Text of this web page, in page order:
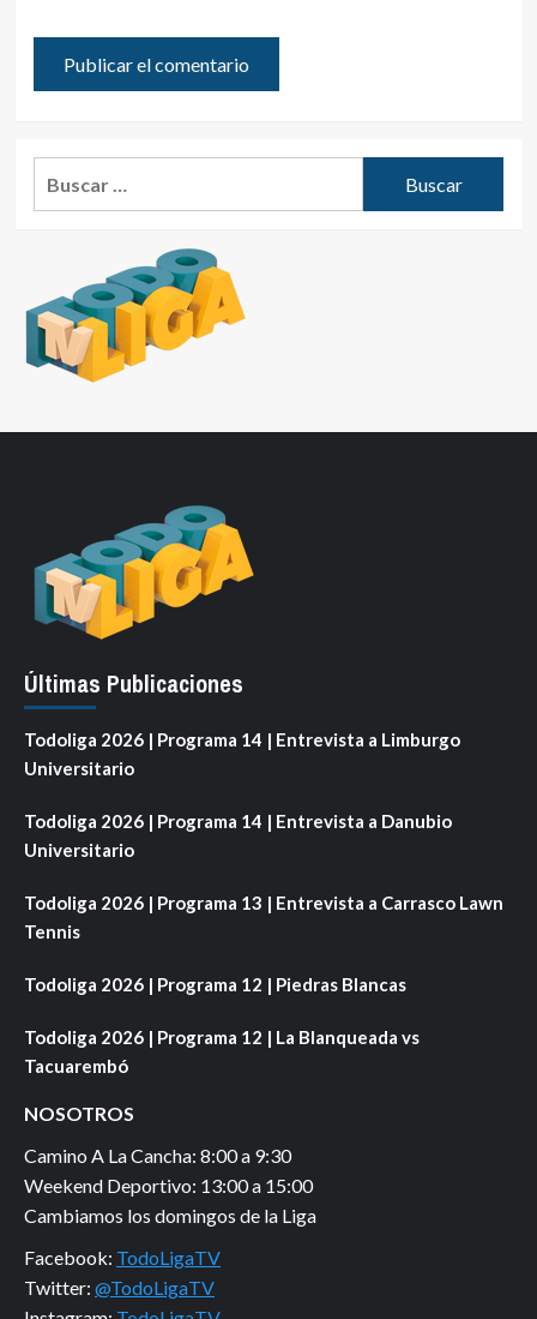
Últimas Publicaciones
Todoliga 2026 | Programa 14 | Entrevista a Limburgo
Universitario
Todoliga 2026 | Programa 14 | Entrevista a Danubio
Universitario
Todoliga 2026 | Programa 13 | Entrevista a Carrasco Lawn
Tennis
Todoliga 2026 | Programa 12 | Piedras Blancas
Todoliga 2026 | Programa 12 | La Blanqueada vs
Tacuarembó
NOSOTROS
Camino A La Cancha: 8:00 a 9:30
Weekend Deportivo: 13:00 a 15:00
Cambiamos los domingos de la Liga
Facebook: TodoLigaTV
Twitter: @TodoLigaTV